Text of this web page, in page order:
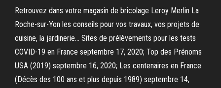
Retrouvez dans votre magasin de bricolage Leroy Merlin La
Roche-sur-Yon les conseils pour vos travaux, vos projets de
cuisine, la jardinerie… Sites de prélèvements pour les tests
COVID-19 en France septembre 17, 2020; Top des Prénoms
USA (2019) septembre 16, 2020; Les centenaires en France
(Décès des 100 ans et plus depuis 1989) septembre 14,